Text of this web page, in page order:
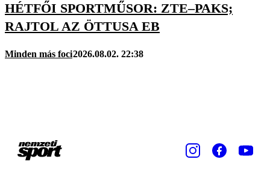
HÉTFŐI SPORTMŰSOR: ZTE–PAKS;
RAJTOL AZ ÖTTUSA EB
Minden más foci2026.08.02. 22:38